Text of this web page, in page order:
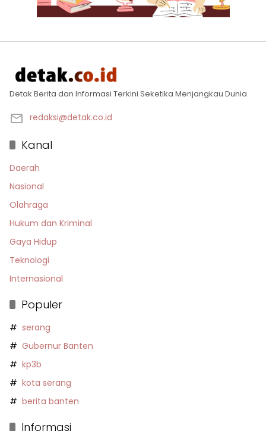
Detak Berita dan Informasi Terkini Seketika Menjangkau Dunia
redaksi@detak.co.id
Kanal
Daerah
Nasional
Olahraga
Hukum dan Kriminal
Gaya Hidup
Teknologi
Internasional
Populer
serang
Gubernur Banten
kp3b
kota serang
berita banten
Informasi